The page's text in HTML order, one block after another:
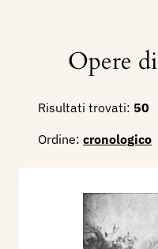
Opere di
Risultati trovati: 50
Ordine: cronologico